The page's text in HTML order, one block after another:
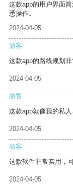
这款app的用户界面
悉操作。
2024-04-05
游客
这款app的路线规划
2024-04-05
游客
这款app就像我的私
2024-04-05
游客
这款软件非常实用，
2024-04-05